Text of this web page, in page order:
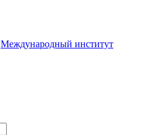
Международный институт